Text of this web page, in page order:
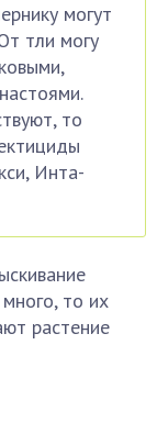
могут
тли могу
то
Инта-
то их
растение